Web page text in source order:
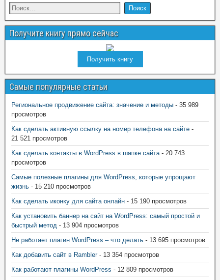
Получите книгу прямо сейчас
Получить книгу
Самые популярные статьи
Региональное продвижение сайта: значение и методы - 35 989
просмотров
Как сделать активную ссылку на номер телефона на сайте -
21 521 просмотров
Как сделать контакты в WordPress в шапке сайта- 20 743
просмотров
Самые полезные плагины для WordPress, которые упрощают
жизнь - 15 210 просмотров
Как сделать иконку для сайта онлайн - 15 190 просмотров
Как установить баннер на сайт на WordPress: самый простой и
быстрый метод - 13 904 просмотров
Не работает плагин WordPress – что делать - 13 695 просмотров
Как добавить сайт в Rambler- 13 354 просмотров
Как работают плагины WordPress - 12 809 просмотров